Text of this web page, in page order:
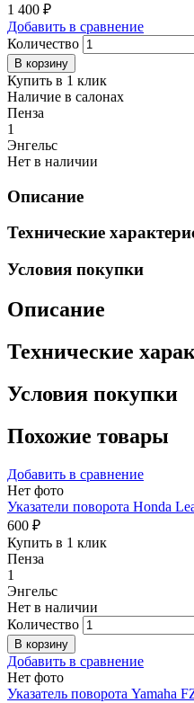
1 400 ₽
Добавить в сравнение
Количество
Купить в 1 клик
Наличие в салонах
Пенза
1
Энгельс
Нет в наличии
Описание
Технические
Условия покупки
Описание
Технические
Условия покупки
Похожие товары
Добавить в сравнение
Нет фото
Указатели поворота Honda
600 ₽
Купить в 1 клик
Пенза
1
Энгельс
Нет в наличии
Количество
Добавить в сравнение
Нет фото
Указатель поворота Yamaha